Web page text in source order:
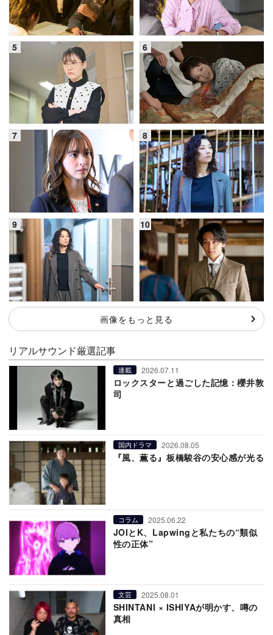
画像をもっと見る
リアルサウンド厳選記事
連載 2026.07.11
ロックスターと過ごした記憶：櫻井敦
司
国内ドラマ 2026.08.05
『風、薫る』板橋駿谷の安心感が光る
コラム 2025.06.22
JOIとK、Lapwingと私たちの“類似
性の正体”
文芸 2025.08.01
SHINTANI × ISHIYAが明かす、噂の
真相